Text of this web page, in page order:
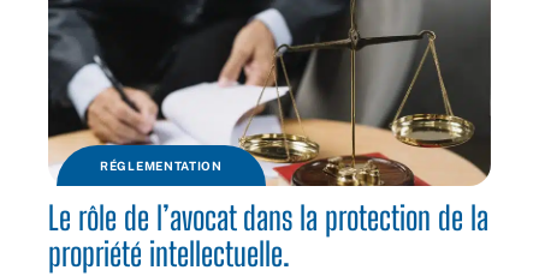
RÉGLEMENTATION
Le rôle de l’avocat dans la protection de la
propriété intellectuelle.